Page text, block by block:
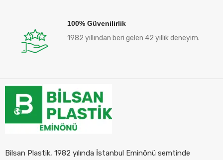
100% Güvenilirlik
1982 yıllından beri gelen 42 yıllık deneyim.
Bilsan Plastik, 1982 yılında İstanbul Eminönü semtinde